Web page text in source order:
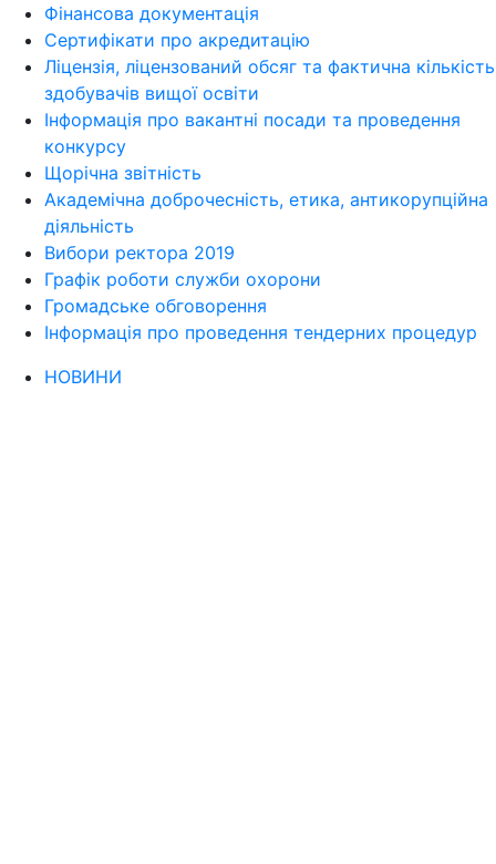
Фінансова документація
Сертифікати про акредитацію
Ліцензія, ліцензований обсяг та фактична кількість
здобувачів вищої освіти
Інформація про вакантні посади та проведення
конкурсу
Щорічна звітність
Академічна доброчесність, етика, антикорупційна
діяльність
Вибори ректора 2019
Графік роботи служби охорони
Громадське обговорення
Інформація про проведення тендерних процедур
НОВИНИ